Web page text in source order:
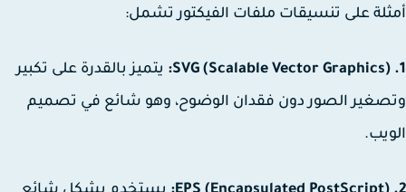
على تنسيقات ملفات الفيكتور تشمل:
يتميز بالقدرة على تكبير
الصور دون فقدان الوضوح، وهو شائع في تصميم